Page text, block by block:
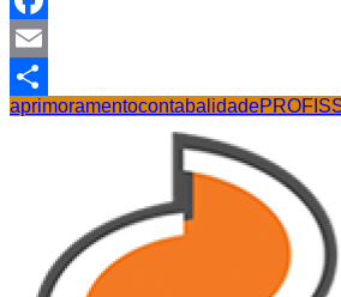
Facebook
Email
Share
aprimoramentocontabalidade